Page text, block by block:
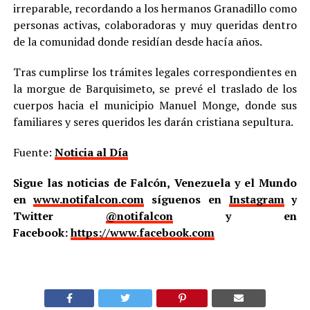
irreparable, recordando a los hermanos Granadillo como
personas activas, colaboradoras y muy queridas dentro
de la comunidad donde residían desde hacía años.
Tras cumplirse los trámites legales correspondientes en
la morgue de Barquisimeto, se prevé el traslado de los
cuerpos hacia el municipio Manuel Monge, donde sus
familiares y seres queridos les darán cristiana sepultura.
Fuente: Noticia al Día
Sigue las noticias de Falcón, Venezuela y el Mundo
enwww.notifalcon.com síguenos en Instagramy
Twitter @notifalcony en
Facebook:https://www.facebook.com